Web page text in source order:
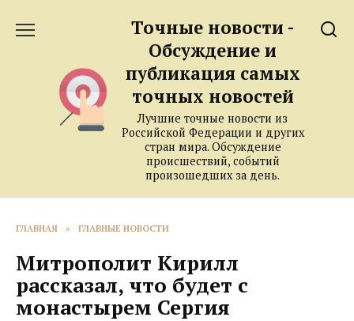
Точные новости -
Обсуждение и
публикация самых
точных новостей
Лучшие точные новости из
Российской Федерации и других
стран мира. Обсуждение
происшествий, событий
произошедших за день.
ГЛАВНАЯ » ГЛАВНЫЕ НОВОСТИ
Митрополит Кирилл
рассказал, что будет с
монастырем Сергия